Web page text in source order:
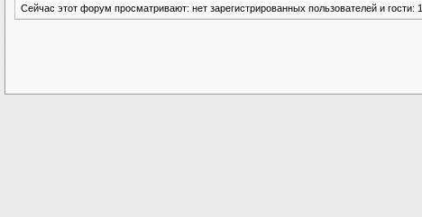
Сейчас этот форум просматривают: нет зарегистрированных пользователей и гости: 1